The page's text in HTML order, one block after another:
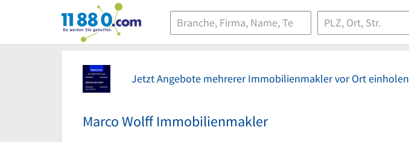
11880.com
Jetzt Angebote mehrerer Immobilienmakler vor Ort einholen
Marco Wolff Immobilienmakler